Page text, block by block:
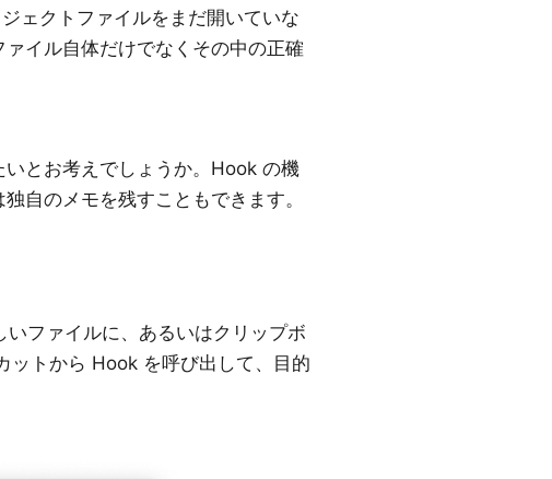
ェクトファイルをまだ開いていな
イル自体だけでなくその中の正確
とお考えでしょうか。Hook の機
自のメモを残すこともできます。
ファイルに、あるいはクリップボ
ットから Hook を呼び出して、目的